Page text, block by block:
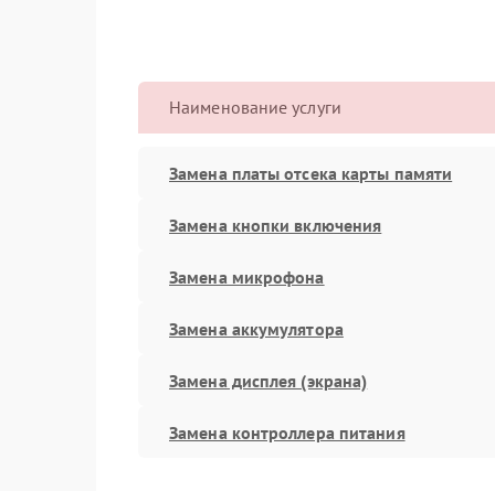
Наименование услуги
Замена платы отсека карты памяти
Замена кнопки включения
Замена микрофона
Замена аккумулятора
Замена дисплея (экрана)
Замена контроллера питания